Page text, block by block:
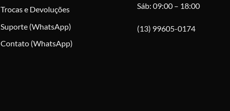
Trocas e Devoluções
Suporte (WhatsApp)
Contato (WhatsApp)
Sáb: 09:00 – 18:00
(13) 99605-0174